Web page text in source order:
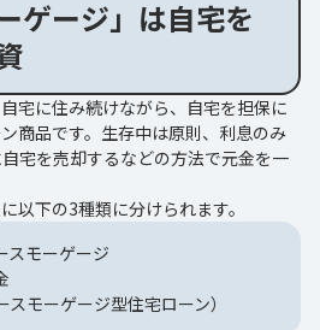
ゲージ」は自宅を
宅に住み続けながら、自宅を担保に
商品です。生存中は原則、利息のみ
宅を売却するなどの方法で元金を一
以下の3種類に分けられます。
スモーゲージ
モーゲージ型住宅ローン）